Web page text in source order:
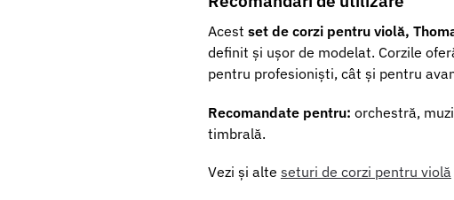
Acest set de corzi pentru violă,
definit și ușor de modelat. Corzile
pentru profesioniști, cât și pentru
Recomandate pentru: orchestră,
timbrală.
Vezi și alte seturi de corzi pentru violă